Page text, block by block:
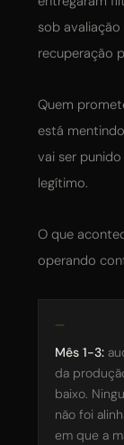
sob
recuperação
Quem
está
vai ser
legítimo.
O que
operando
Mês 1-3:
da
baixo.
não foi
em que a